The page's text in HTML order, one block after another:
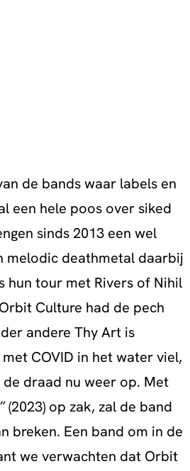
de bands waar labels en
een hele poos over siked
sinds 2013 een wel
melodic deathmetal daarbij
hun tour met Rivers of Nihil
Culture had de pech
andere Thy Art is
COVID in het water viel,
draad nu weer op. Met
“(2023) op zak, zal de band
breken. Een band om in de
we verwachten dat Orbit